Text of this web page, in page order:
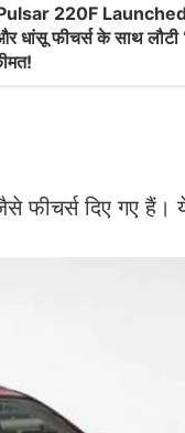
220F
धांसू फीचर्स के साथ लौटी
दिए गए हैं। ये